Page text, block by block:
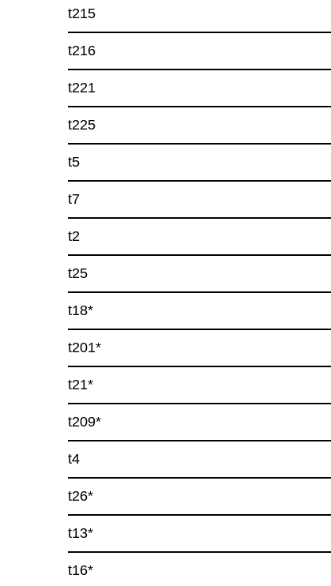
t215
t216
t221
t225
t5
t7
t2
t25
t18*
t201*
t21*
t209*
t4
t26*
t13*
t16*